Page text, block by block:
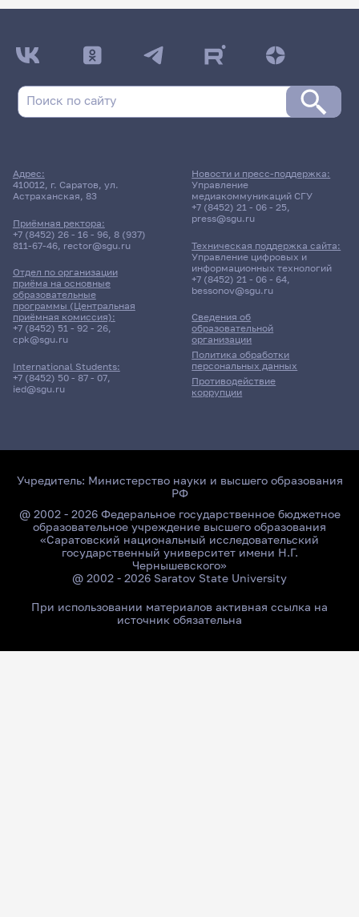
Адрес:
410012, г. Саратов, ул.
Астраханская, 83
Приёмная ректора:
+7 (8452) 26 - 16 - 96, 8 (937)
811-67-46, rector@sgu.ru
Отдел по организации
приёма на основные
образовательные
программы (Центральная
приёмная комиссия):
+7 (8452) 51 - 92 - 26,
cpk@sgu.ru
International Students:
+7 (8452) 50 - 87 - 07,
ied@sgu.ru
Сведения об
образовательной
организации
Политика обработки
персональных данных
Противодействие
коррупции
Новости и пресс-поддержка:
Управление
медиакоммуникаций СГУ
+7 (8452) 21 - 06 - 25,
press@sgu.ru
Техническая поддержка сайта:
Управление цифровых и
информационных технологий
+7 (8452) 21 - 06 - 64,
bessonov@sgu.ru
Учредитель: Министерство науки и высшего образования
РФ
@ 2002 - 2026 Федеральное государственное бюджетное
образовательное учреждение высшего образования
«Саратовский национальный исследовательский
государственный университет имени Н.Г.
Чернышевского»
@ 2002 - 2026 Saratov State University
При использовании материалов активная ссылка на
источник обязательна